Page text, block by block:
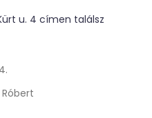
u. 4 címen találsz